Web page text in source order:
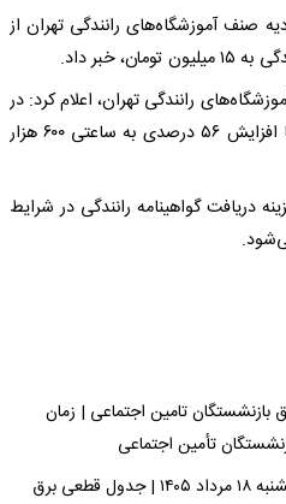
صنف آموزشگاه‌های رانندگی تهران از
خبر داد.
رانندگی تهران، اعلام کرد: ️در
حال حاضر، هزینه آموزش رانندگی با افزایش ۵۶ درصدی به ساعتی ۶۰۰ هزار
دریافت گواهینامه رانندگی در شرایط
تامین اجتماعی | زمان
تأمین اجتماعی
برنامه قطعی برق تهران یکشنبه ۱۸ مرداد ۱۴۰۵ | جدول قطعی برق